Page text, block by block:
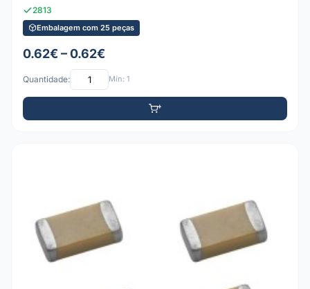
2813
Embalagem com 25 peças
0.62€ – 0.62€
Quantidade: Mín: 1